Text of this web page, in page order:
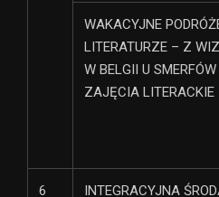
WAKACYJNE
LITERATURZE – Z
W BELGII U
ZAJĘCIA LITERACKIE
6 INTEGRACYJNA